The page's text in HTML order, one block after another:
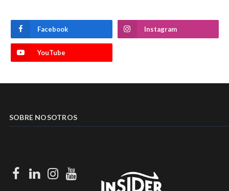
Facebook Instagram
YouTube
SOBRE NOSOTROS
Facebook
LinkedIn
Instagram
Youtube